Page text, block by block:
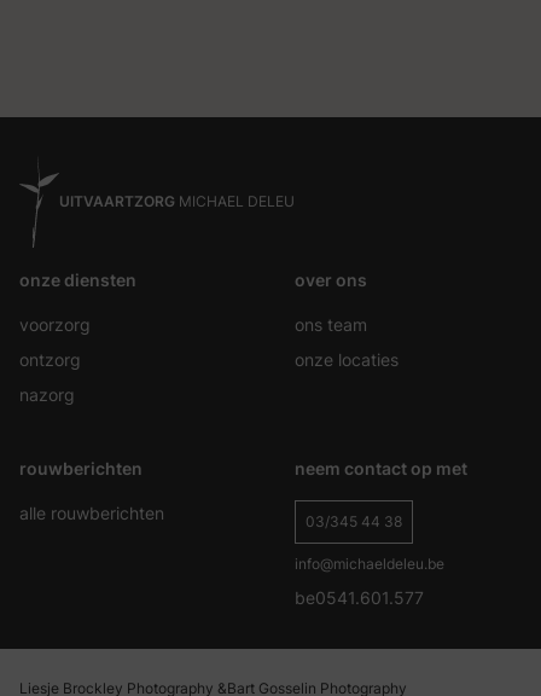
UITVAARTZORG MICHAEL DELEU
onze diensten
voorzorg
ontzorg
nazorg
over ons
ons team
onze locaties
rouwberichten
alle rouwberichten
neem contact op met
03/345 44 38
info@michaeldeleu.be
be0541.601.577
Liesje Brockley Photography &Bart Gosselin Photography